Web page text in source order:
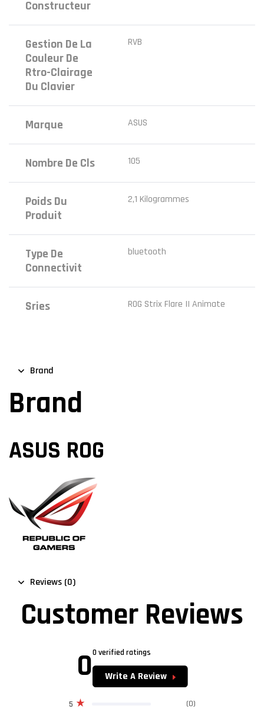
Constructeur
Gestion De La
Couleur De
Rtro-Clairage
Du Clavier
RVB
Marque ASUS
Nombre De Cls 105
Poids Du
Produit
‎2,1 Kilogrammes
Type De
Connectivit
‎bluetooth
Sries ‎ROG Strix Flare II Animate
Brand
Brand
ASUS ROG
Reviews (0)
Customer Reviews
00 verified ratings
Write A Review
5 (0)